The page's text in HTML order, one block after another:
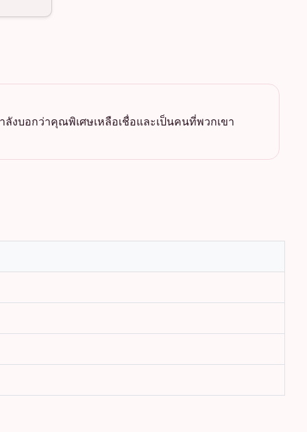
ลังบอกว่าคุณพิเศษเหลือเชื่อและเป็นคนที่พวกเขา